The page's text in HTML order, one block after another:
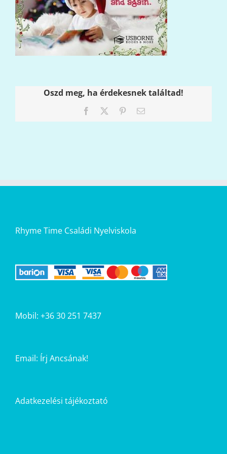
Oszd meg, ha érdekesnek találtad!
Facebook PinterestEmail:
Rhyme Time Családi Nyelviskola
Mobil: +36 30 251 7437
Email: Írj Ancsának!
Adatkezelési tájékoztató